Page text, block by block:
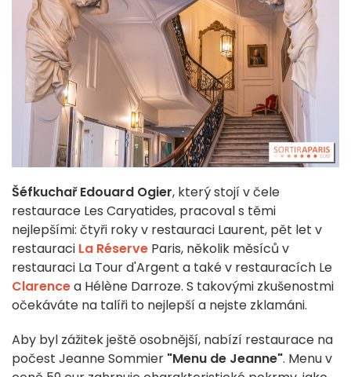
Šéfkuchař Edouard Ogier, který stojí v čele
restaurace Les Caryatides, pracoval s těmi
nejlepšími: čtyři roky v restauraci Laurent, pět let v
restauraci La Réserve Paris, několik měsíců v
restauraci La Tour d'Argent a také v restauracích Le
Clarencea Hélène Darroze. S takovými zkušenostmi
očekáváte na talíři to nejlepší a nejste zklamáni.
Aby byl zážitek ještě osobnější, nabízí restaurace na
počest Jeanne Sommier "Menu de Jeanne". Menu v